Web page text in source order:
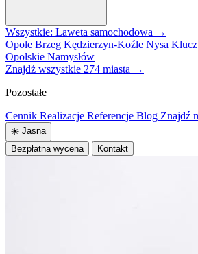
Wszystkie: Laweta samochodowa →
Opole Brzeg Kędzierzyn-Koźle Nysa
Opolskie Namysłów
Znajdź wszystkie 274 miasta →
Pozostałe
Cennik Realizacje Referencje Blog Znajdź
☀️ Jasna
Bezpłatna wycena
Kontakt